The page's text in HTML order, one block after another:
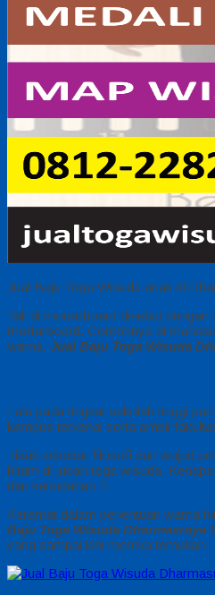
Jual Baju Toga Wisuda anak di
Tali di mortarboard disebut
mortarboard. Contohnya di
warna, Jual Baju Toga Wisuda
Lalu pada tingkat sekolah tinggi
kampus terkenal serta ambil
Tidak sekedar filosofi dari wujud
hitam di jubah toga wisuda.
dan kerindahan ?.
Keramat dalam penentuan warna
Baju Toga Wisuda Dharmasraya
yang sampai kini mereka temukan.